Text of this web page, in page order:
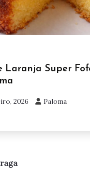
Laranja Super
2026 Paloma